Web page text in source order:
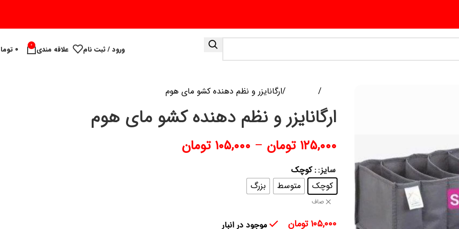
ورود / ثبت نام علاقه مندی 0 ۰
ارگانایزر و نظم دهنده کشو مای هوم
ارگانایزر و نظم دهنده کشو مای هوم
۱۲۵,۰۰۰ تومان – ۱۰۵,۰۰۰ تومان
سایز : کوچک
کوچک
متوسط بزرگ
صاف
۱۰۵,۰۰۰ تومان موجود در انبار